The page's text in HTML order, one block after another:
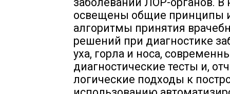
освещены общие принципы
алгоритмы принятия
решений при диагностике
уха, горла и носа,
диагностические тесты и,
логические подходы к